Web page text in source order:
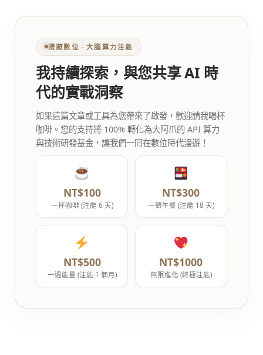
漫遊數位 ‧ 大腦算力注能
我持續探索，與您共享 AI 時
代的實戰洞察
如果這篇文章或工具為您帶來了啟發，歡迎請我喝杯
咖啡。您的支持將 100% 轉化為大阿爪的 API 算力
與技術研發基金，讓我們一同在數位時代漫遊！
NT$100
一杯咖啡 (注能 6 天)
NT$300
一頓午餐 (注能 18 天)
NT$500
一週能量 (注能 1 個月)
NT$1000
無限進化 (終極注能)